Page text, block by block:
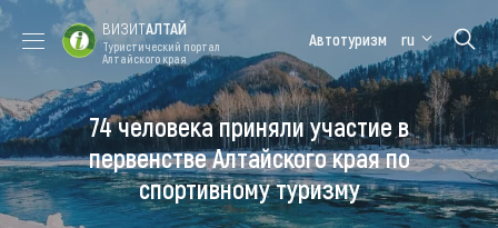
Форум VISIT
ALTAI
Цветение
маральника
Медицинский
форум
Алтайская
зимовка
Туры
ВИЗИТАЛТАЙ
Туристический портал
Алтайского края
Автотуризм ru
74 человека приняли участие в
первенстве Алтайского края по
спортивному туризму